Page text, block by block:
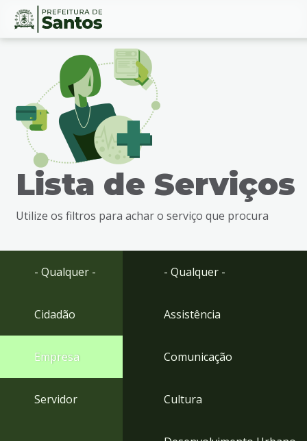
Ir
busca
Ir
Conteúdo
Lista de Serviços
Utilize os filtros para achar o serviço que procura
- Qualquer -
Cidadão
Empresa
Servidor
- Qualquer -
Assistência
Comunicação
Cultura